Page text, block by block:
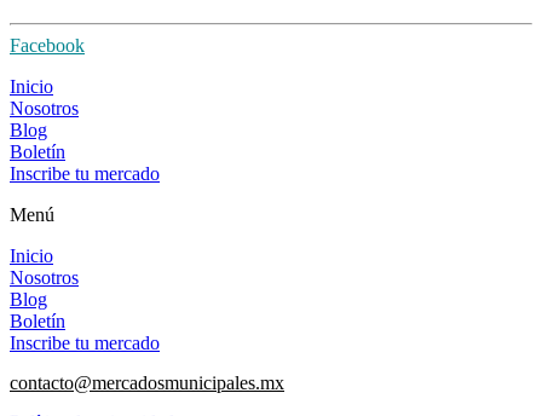
Facebook
Inicio
Nosotros
Blog
Boletín
Inscribe tu mercado
Menú
Inicio
Nosotros
Blog
Boletín
Inscribe tu mercado
contacto@mercadosmunicipales.mx